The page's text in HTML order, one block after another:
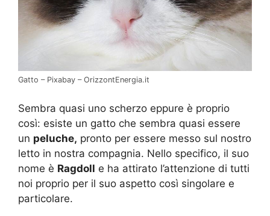
Gatto – Pixabay – OrizzontEnergia.it
Sembra quasi uno scherzo eppure è proprio
così: esiste un gatto che sembra quasi essere
un peluche, pronto per essere messo sul nostro
letto in nostra compagnia. Nello specifico, il suo
nome è Ragdoll e ha attirato l’attenzione di tutti
noi proprio per il suo aspetto così singolare e
particolare.